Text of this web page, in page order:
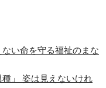
い命を守る福祉のまな
」 姿は見えないけれ